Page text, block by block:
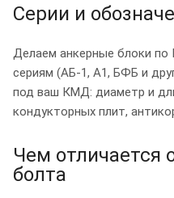
Серии и
Делаем анкерные блоки
сериям (АБ-1, А1, БФБ и
под ваш КМД: диаметр и
кондукторных плит,
Чем отличается
болта